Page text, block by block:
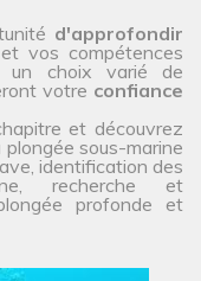
d'approfondir
vos compétences
un choix varié de
votre confiance
et découvrez
plongée sous-marine
identification des
recherche et
profonde et